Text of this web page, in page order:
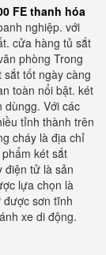
FE thanh hóa
nghiệp. với
cửa hàng tủ sắt
phòng Trong
tốt ngày càng
toàn nổi bật. két
dùngg. Với các
tỉnh thành trên
cháy là địa chỉ
két sắt
điện tử là sản
lựa chọn là
được sơn tĩnh
xe di động.